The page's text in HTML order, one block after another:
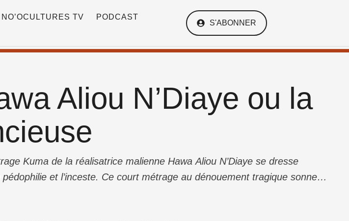
NO’OCULTURES TV
PODCAST
S'ABONNER
Aliou N’Diaye ou la
Kuma de la réalisatrice malienne Hawa Aliou N’Diaye se dresse
et l’inceste. Ce court métrage au dénouement tragique sonne la